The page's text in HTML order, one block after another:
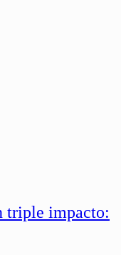
triple impacto: